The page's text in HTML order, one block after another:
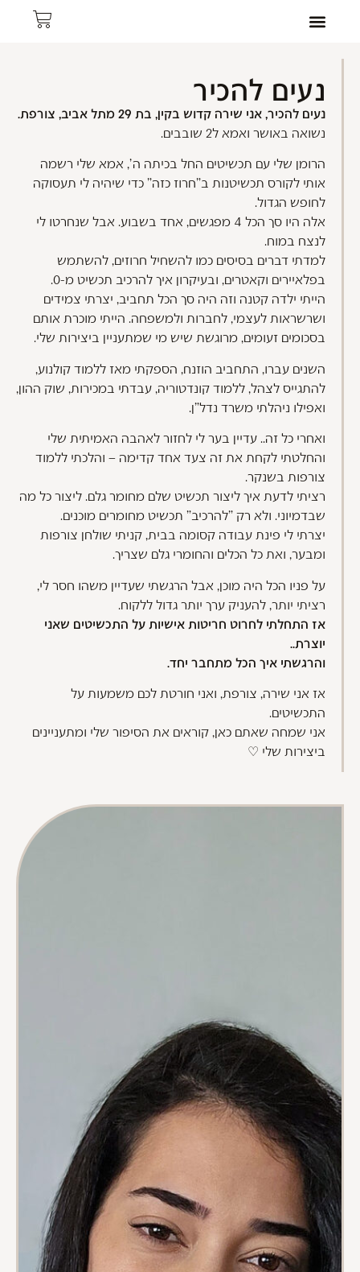
נעים להכיר
נעים להכיר, אני שירה קדוש בקין, בת 29 מתל אביב, צורפת.
נשואה באושר ואמא ל2 שובבים.
הרומן שלי עם תכשיטים החל בכיתה ה', אמא שלי רשמה
אותי לקורס תכשיטנות ב"חרוז כזה" כדי שיהיה לי תעסוקה
לחופש הגדול.
אלה היו סך הכל 4 מפגשים, אחד בשבוע. אבל שנחרטו לי
לנצח במוח.
למדתי דברים בסיסים כמו להשחיל חרוזים, להשתמש
בפלאיירים וקאטרים, ובעיקרון איך להרכיב תכשיט מ-0.
הייתי ילדה קטנה וזה היה סך הכל תחביב, יצרתי צמידים
ושרשראות לעצמי, לחברות ולמשפחה. הייתי מוכרת אותם
בסכומים זעומים, מרוגשת שיש מי שמתעניין ביצירות שלי.
השנים עברו, התחביב הוזנח, הספקתי מאז ללמוד קולנוע,
להתגייס לצהל, ללמוד קונדטוריה, עבדתי במכירות, שוק ההון,
ואפילו ניהלתי משרד נדל"ן.
ואחרי כל זה.. עדיין בער לי לחזור לאהבה האמיתית שלי
והחלטתי לקחת את זה צעד אחד קדימה – והלכתי ללמוד
צורפות בשנקר.
רציתי לדעת איך ליצור תכשיט שלם מחומר גלם. ליצור כל מה
שבדמיוני. ולא רק "להרכיב" תכשיט מחומרים מוכנים.
יצרתי לי פינת עבודה קסומה בבית, קניתי שולחן צורפות
ומבער, ואת כל הכלים והחומרי גלם שצריך.
על פניו הכל היה מוכן, אבל הרגשתי שעדיין משהו חסר לי,
רציתי יותר, להעניק ערך יותר גדול ללקוח.
אז התחלתי לחרוט חריטות אישיות על התכשיטים שאני
יוצרת..
והרגשתי איך הכל מתחבר יחד.
אז אני שירה, צורפת, ואני חורטת לכם משמעות על
התכשיטים.
אני שמחה שאתם כאן, קוראים את הסיפור שלי ומתעניינים
ביצירות שלי ♡